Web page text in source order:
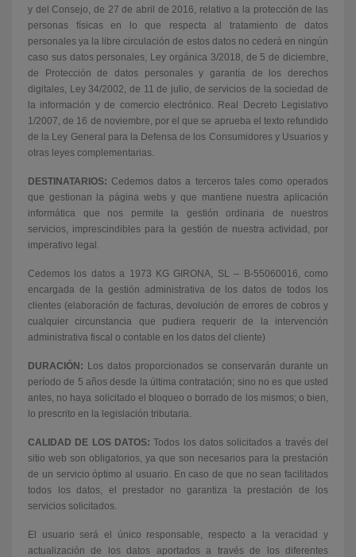
y del Consejo, de 27 de abril de 2016, relativo a la protección de las
personas físicas en lo que respecta al tratamiento de datos
personales ya la libre circulación de estos datos no cederá en ningún
caso sus datos personales, Ley orgánica 3/2018, de 5 de diciembre,
de Protección de datos personales y garantía de los derechos
digitales, Ley 34/2002, de 11 de julio, de servicios de la sociedad de
la información y de comercio electrónico. Real Decreto Legislativo
1/2007, de 16 de noviembre, por el que se aprueba el texto refundido
de la Ley General para la Defensa de los Consumidores y Usuarios y
otras leyes complementarias.
DESTINATARIOS: Cedemos datos a terceros tales como operados
que gestionan la página webs y que mantiene nuestra aplicación
informática que nos permite la gestión ordinaria de nuestros
servicios, imprescindibles para la gestión de nuestra actividad, por
imperativo legal.
Cedemos los datos a 1973 KG GIRONA, SL – B-55060016, como
encargada de la gestión administrativa de los datos de todos los
clientes (elaboración de facturas, devolución de errores de cobros y
cualquier circunstancia que pudiera requerir de la intervención
administrativa fiscal o contable en los datos del cliente)
DURACIÓN: Los datos proporcionados se conservarán durante un
período de 5 años desde la última contratación; sino no es que usted
antes, no haya solicitado el bloqueo o borrado de los mismos; o bien,
lo prescrito en la legislación tributaria.
CALIDAD DE LOS DATOS: Todos los datos solicitados a través del
sitio web son obligatorios, ya que son necesarios para la prestación
de un servicio óptimo al usuario. En caso de que no sean facilitados
todos los datos, el prestador no garantiza la prestación de los
servicios solicitados.
El usuario será el único responsable, respecto a la veracidad y
actualización de los datos aportados a través de los diferentes